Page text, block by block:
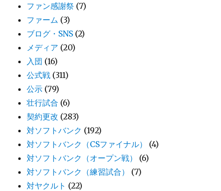
ファン感謝祭 (7)
ファーム (3)
ブログ・SNS (2)
メディア (20)
入団 (16)
公式戦 (311)
公示 (79)
壮行試合 (6)
契約更改 (283)
対ソフトバンク (192)
対ソフトバンク（CSファイナル）
(4)
対ソフトバンク（オープン戦）
(6)
対ソフトバンク（練習試合）
(7)
対ヤクルト (22)